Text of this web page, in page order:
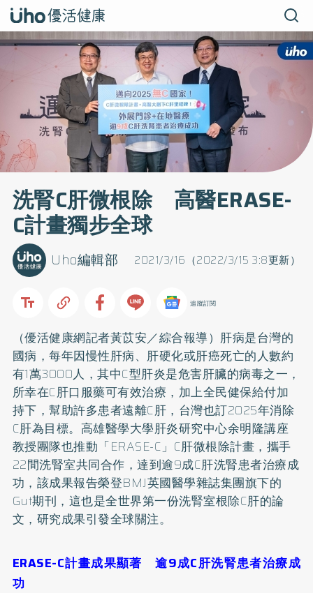
洗腎C肝微根除 高醫ERASE-
C計畫獨步全球
2021/3/16（2022/3/15 3:8更新）
Uho編輯部
追蹤訂閱
（優活健康網記者黃苡安／綜合報導）肝病是台灣的
國病，每年因慢性肝病、 肝硬化或肝癌死亡的人數約
有1萬3000人，其中C型肝炎是危害肝臟的病毒之一，
所幸在C肝口服藥可有效治療，加上全民健保給付加
持下，幫助許多患者遠離C肝，台灣也訂2025年消除
C肝為目標。高雄醫學大學肝炎研究中心余明隆講座
教授團隊也推動「ERASE-C」C肝微根除計畫，攜手
22間洗腎室共同合作，達到逾9成C肝洗腎患者治療成
功，該成果報告榮登BMJ英國醫學雜誌集團旗下的
Gut期刊，這也是全世界第一份洗腎室根除C肝的論
文，研究成果引發全球關注。
ERASE-C計畫成果顯著 逾9成C肝洗腎患者治療成
功